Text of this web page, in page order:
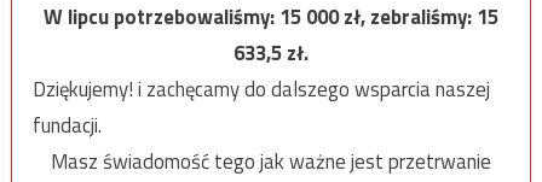
W lipcu potrzebowaliśmy:15 000zł, zebraliśmy:15
633,5zł.
Dziękujemy! i zachęcamy do dalszego wsparcia naszej
fundacji.
Masz świadomość tego jak ważne jest przetrwanie